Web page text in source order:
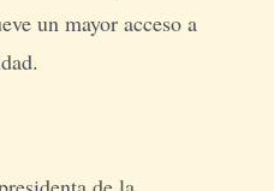
un mayor acceso a